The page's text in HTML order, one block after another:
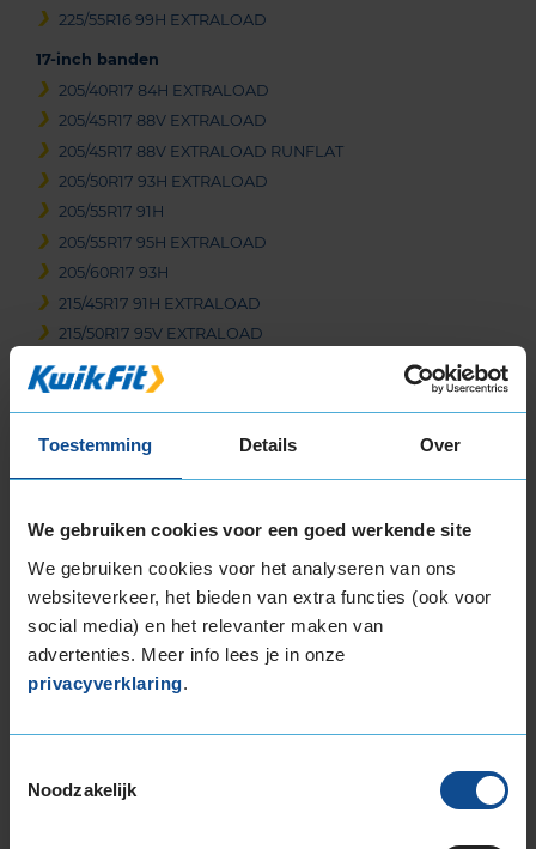
Toestemming Details Over
We gebruiken cookies voor een goed werkende site
We gebruiken cookies voor het analyseren van ons
websiteverkeer, het bieden van extra functies (ook voor
social media) en het relevanter maken van
advertenties. Meer info lees je in onze
privacyverklaring.
Noodzakelijk
225/55R16 99H EXTRALOAD
17-inch banden
205/40R17 84H EXTRALOAD
205/45R17 88V EXTRALOAD
205/45R17 88V EXTRALOAD RUNFLAT
205/50R17 93H EXTRALOAD
205/55R17 91H
205/55R17 95H EXTRALOAD
205/60R17 93H
215/45R17 91H EXTRALOAD
215/50R17 95V EXTRALOAD
215/55R17 94H
215/55R17 98V EXTRALOAD
225/45R17 91H
225/45R17 91H RUNFLAT
225/45R17 94H EXTRALOAD
225/45R17 94V EXTRALOAD
225/50R17 94H
225/50R17 94H RUNFLAT
225/50R17 98H EXTRALOAD
225/50R17 98H EXTRALOAD
225/55R17 101V EXTRALOAD